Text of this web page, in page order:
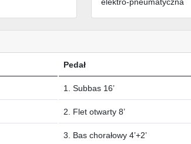
Pedał
1. Subbas 16’
2. Flet otwarty 8’
3. Bas chorałowy 4’+2’